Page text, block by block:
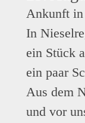
Ankunft
In
ein Stück
ein paar
Aus dem
und vor